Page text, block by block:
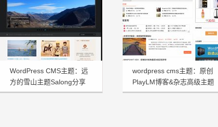
WordPress CMS主题：远
方的雪山主题Salong分享
wordpress cms主题：原创
PlayLM博客&杂志高级主题